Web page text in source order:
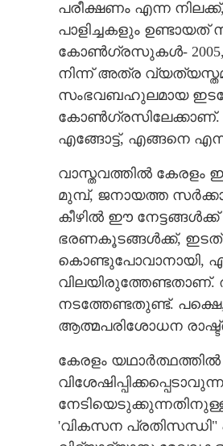
പരീക്ഷണം എന്ന
പാളിച്ചകളും ഉണ്ടായത്
കോൺഗ്രസുകൾ- 2005,
നിന്ന് അത്ര
സംഭവബഹുലമായ
കോൺഗ്രസിലേക്കാണ്.
എങ്ങോട്ട്, എങ്ങനെ
വാസ്തവത്തിൽ കേരളം
മുമ്പ്, ജനായത്ത
കീഴിൽ ഈ
ഭരണകൂടങ്ങൾക്ക്,
കൊണ്ടുപോവാനായി,
നടത്തേണ്ടതുണ്ട്.
ആത്മപരിശോധന
കേരളം യഥാർത്ഥത്തിൽ
'വികസന പ്രതിസന്ധി"